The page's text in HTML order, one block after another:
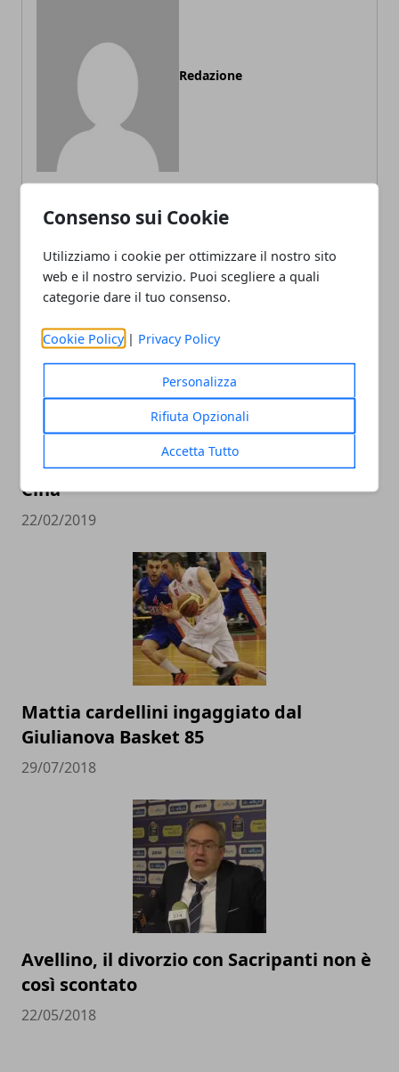
Consenso sui Cookie
Utilizziamo i cookie per ottimizzare il nostro sito
web e il nostro servizio. Puoi scegliere a quali
categorie dare il tuo consenso.
Cookie Policy | Privacy Policy
Personalizza
Rifiuta Opzionali
Accetta Tutto
Redazione
L’Italbasket contro Ungheria e Lituania
alla conquista del pass per i Mondiali in
Cina
22/02/2019
Mattia cardellini ingaggiato dal
Giulianova Basket 85
29/07/2018
Avellino, il divorzio con Sacripanti non è
così scontato
22/05/2018